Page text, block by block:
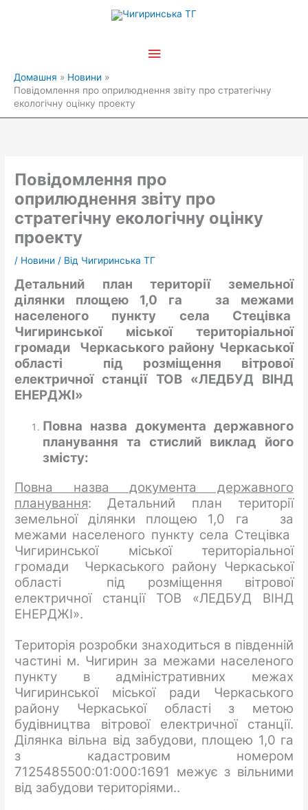
Головне
Домашня
Новини
Повідомлення про оприлюднення звіту про стратегічну
екологічну оцінку проекту
Повідомлення про
оприлюднення звіту про
стратегічну екологічну оцінку
проекту
/ Новини / Від Чигиринська ТГ
Детальний план території земельної
ділянки площею 1,0 га за межами
населеного пункту села Стецівка
Чигиринської міської територіальної
громади Черкаського району Черкаської
області під розміщення вітрової
електричної станції ТОВ «ЛЕДБУД ВІНД
ЕНЕРДЖІ»
Повна назва документа державного
планування та стислий виклад його
змісту:
Повна назва документа державного
планування: Детальний план території
земельної ділянки площею 1,0 га за
межами населеного пункту села Стецівка
Чигиринської міської територіальної
громади Черкаського району Черкаської
області під розміщення вітрової
електричної станції ТОВ «ЛЕДБУД ВІНД
ЕНЕРДЖІ».
Територія розробки знаходиться в південній
частині м. Чигирин за межами населеного
пункту в адміністративних межах
Чигиринської міської ради Черкаського
району Черкаської області з метою
будівництва вітрової електричної станції.
Ділянка вільна від забудови, площею 1,0 га
з кадастровим номером
7125485500:01:000:1691 межує з вільними
від забудови територіями..